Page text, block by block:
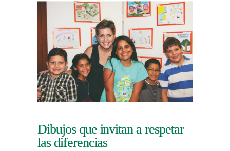
Dibujos que invitan a respetar
las diferencias